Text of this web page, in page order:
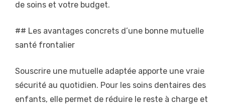
de soins et votre budget.
## Les avantages concrets d’une bonne mutuelle
santé frontalier
Souscrire une mutuelle adaptée apporte une vraie
sécurité au quotidien. Pour les soins dentaires des
enfants, elle permet de réduire le reste à charge et